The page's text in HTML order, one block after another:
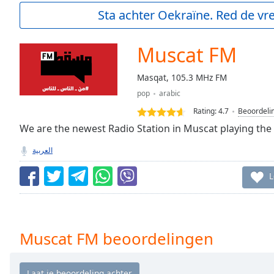
Current
Duration-:-
Stream
Seek to
currently
behind
LIVE
Remaining
Time-
Playback
Sta achter Oekraïne. Red de
Muscat FM
Masqat, 105.3 MHz FM
pop
arabic
Rating:4.7
We are the newest Radio Station in Muscat playing
العربية
Muscat FM beoordelingen